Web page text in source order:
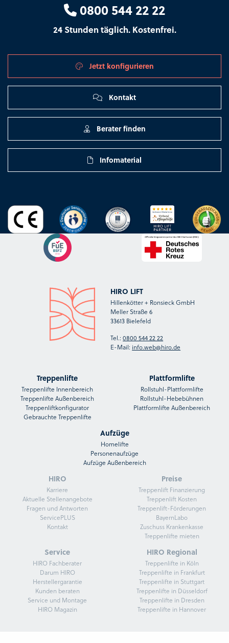
0800 544 22 22
24 Stunden täglich. Kostenfrei.
Jetzt konfigurieren
Kontakt
Berater finden
Infomaterial
HIRO LIFT
Hillenkötter + Ronsieck GmbH
Meller Straße 6
33613 Bielefeld
Tel.:0800 544 22 22
E-Mail: info.web@hiro.de
Treppenlifte
Treppenlifte Innenbereich
Treppenlifte Außenbereich
Treppenliftkonfigurator
Gebrauchte Treppenlifte
Plattformlifte
Rollstuhl-Plattformlifte
Rollstuhl-Hebebühnen
Plattformlifte Außenbereich
Aufzüge
Homelifte
Personenaufzüge
Aufzüge Außenbereich
HIRO
Karriere
Aktuelle Stellenangebote
Fragen und Antworten
ServicePLUS
Kontakt
Preise
Treppenlift Finanzierung
Treppenlift Kosten
Treppenlift-Förderungen
BayernLabo
Zuschuss Krankenkasse
Treppenlifte mieten
Service
HIRO Fachberater
Darum HIRO
Herstellergarantie
Kunden beraten
Service und Montage
HIRO Magazin
HIRO Regional
Treppenlifte in Köln
Treppenlifte in Frankfurt
Treppenlifte in Stuttgart
Treppenlifte in Düsseldorf
Treppenlifte in Dresden
Treppenlifte in Hannover